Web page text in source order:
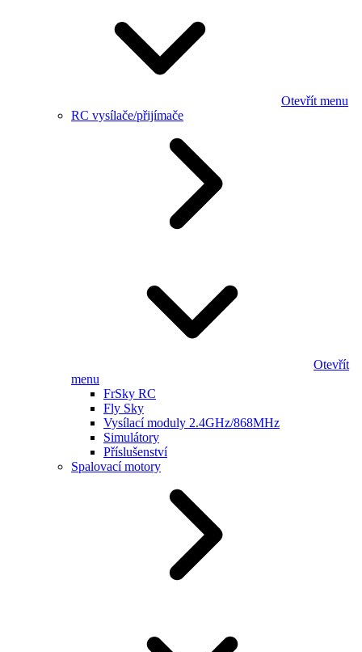
Otevřít menu
RC vysílače/přijímače
Otevřít
menu
FrSky RC
Fly Sky
Vysílací moduly 2.4GHz/868MHz
Simulátory
Příslušenství
Spalovací motory